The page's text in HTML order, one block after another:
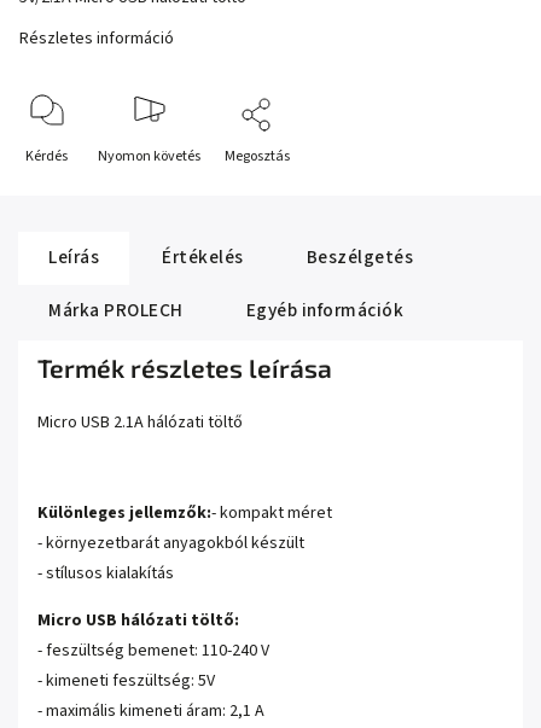
Részletes információ
Kérdés Nyomon követés Megosztás
Leírás Értékelés
Beszélgetés
Márka PROLECH Egyéb információk
Termék részletes leírása
Micro USB 2.1A hálózati töltő
Különleges jellemzők:- kompakt méret
- környezetbarát anyagokból készült
- stílusos kialakítás
Micro USB hálózati töltő:
- feszültség bemenet: 110-240 V
- kimeneti feszültség: 5V
- maximális kimeneti áram: 2,1 A